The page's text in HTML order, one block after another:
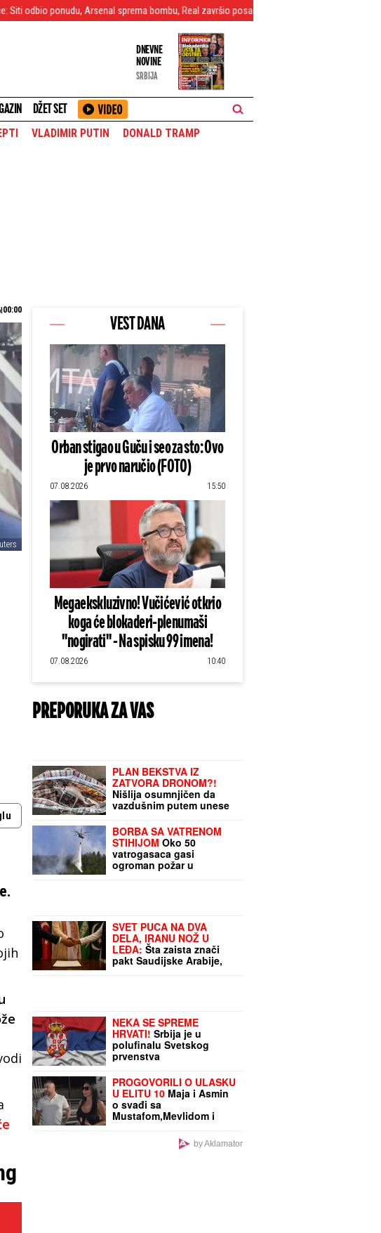
Arsenal sprema bombu, Real završio posao? "Sportinjo" dočekao Vildozu na
DNEVNE
NOVINE
SRBIJA
DŽET SET
VLADIMIR PUTIN DONALD TRAMP
00:00
VEST DANA
Orban stigao u Guču i seo za sto: Ovo
je prvo naručio (FOTO)
07.08.2026 15:50
Megaekskluzivno! Vučićević otkrio
koga će blokaderi-plenumaši
"nogirati" - Na spisku 99 imena!
07.08.2026 10:40
PREPORUKA ZA VAS
PLAN BEKSTVA IZ
ZATVORA DRONOM?!
Nišlija osumnjičen da
vazdušnim putem unese
u pritvoru: Postoji strah
da će PONOVITI delo
(FOTO)
BORBA SA VATRENOM
STIHIJOM Oko 50
vatrogasaca gasi
ogroman požar u
SVET PUCA NA DVA
DELA, IRANU NOŽ U
LEĐA: Šta zaista znači
pakt Saudijske Arabije,
NEKA SE SPREME
HRVATI! Srbija je u
polufinalu Svetskog
prvenstva
PROGOVORILI O ULASKU
U ELITU 10 Maja i Asmin
o svađi sa
Mustafom,Mevlidom i
Dubrovnik da vidimoby Aklamator